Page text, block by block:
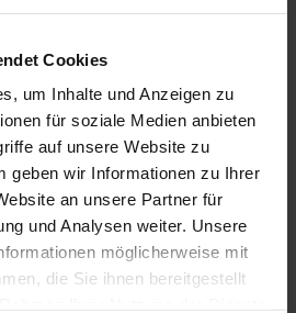
Cookies
um Inhalte und Anzeigen zu
für soziale Medien anbieten
auf unsere Website zu
geben wir Informationen zu Ihrer
an unsere Partner für
und Analysen weiter. Unsere
möglicherweise mit
die Sie ihnen bereitgestellt
auf dem
Ansätze inhaltlich
Probleme
und Medientheorien.
- das ist das
Werden die Menschen
Emotionen im Gehirn